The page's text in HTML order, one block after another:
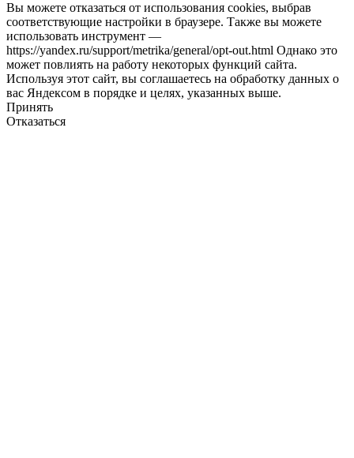
Вы можете отказаться от использования cookies, выбрав
соответствующие настройки в браузере. Также вы можете
использовать инструмент —
https://yandex.ru/support/metrika/general/opt-out.html Однако это
может повлиять на работу некоторых функций сайта.
Используя этот сайт, вы соглашаетесь на обработку данных о
вас Яндексом в порядке и целях, указанных выше.
Принять
Отказаться